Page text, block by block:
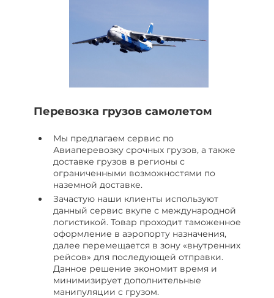
Перевозка грузов самолетом
Мы предлагаем сервис по
Авиаперевозку срочных грузов, а также
доставке грузов в регионы с
ограниченными возможностями по
наземной доставке.
Зачастую наши клиенты используют
данный сервис вкупе с международной
логистикой. Товар проходит таможенное
оформление в аэропорту назначения,
далее перемещается в зону «внутренних
рейсов» для последующей отправки.
Данное решение экономит время и
минимизирует дополнительные
манипуляции с грузом.